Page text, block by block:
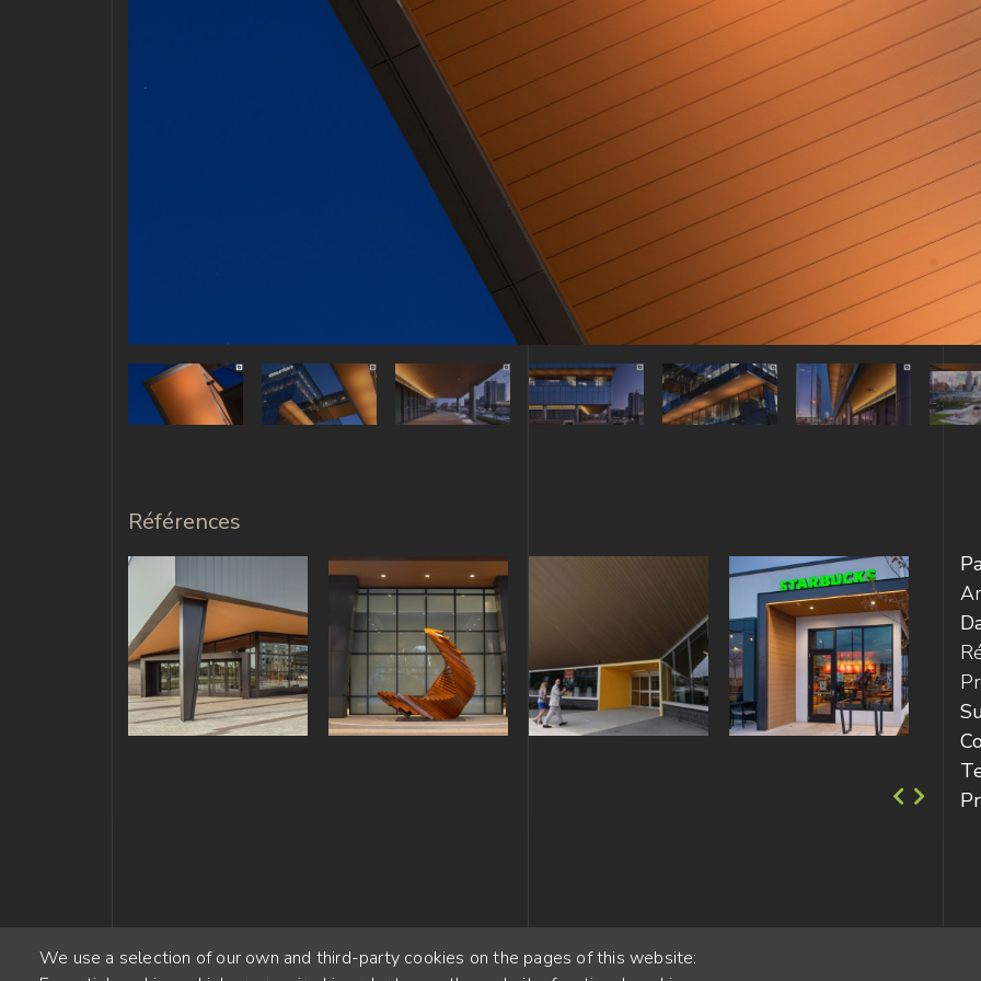
Références
We use a selection of our own and third-party cookies on the pages of this website: